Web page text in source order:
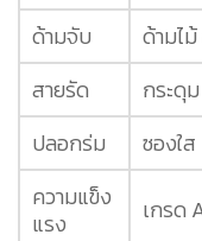
ด้ามจับ
ด้ามไ
สายรัด
กระดุม
ปลอกร่ม
ซองใส
ความแข็ง
แรง
เกรด